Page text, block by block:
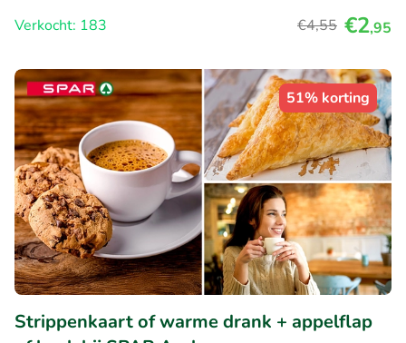
Verkocht: 183
€4,55 €2,95
51% korting
Strippenkaart of warme drank + appelflap